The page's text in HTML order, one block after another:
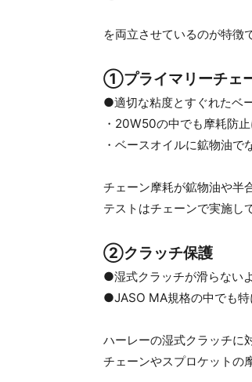
を両立させているのが特徴
①プライマリーチェ
●適切な粘度とすぐれたベ
・20W50の中でも摩耗防
・ベースオイルに鉱物油で
チェーン摩耗が鉱物油や半
テストはチェーンで実施し
②クラッチ保護
●湿式クラッチが滑らない
●JASO MA規格の中でも特
ハーレーの湿式クラッチに
チェーンやスプロケットの